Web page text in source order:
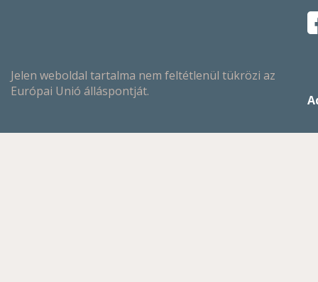
Jelen weboldal tartalma nem feltétlenül tükrözi az
Európai Unió álláspontját.